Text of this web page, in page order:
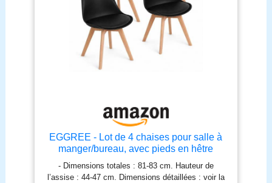
EGGREE - Lot de 4 chaises pour salle à
manger/bureau, avec pieds en hêtre
massif, sans accoudoirs, rembourrées, au
design pour un confort maximum, noir
- Dimensions totales : 81-83 cm. Hauteur de
l’assise : 44-47 cm. Dimensions détaillées : voir la